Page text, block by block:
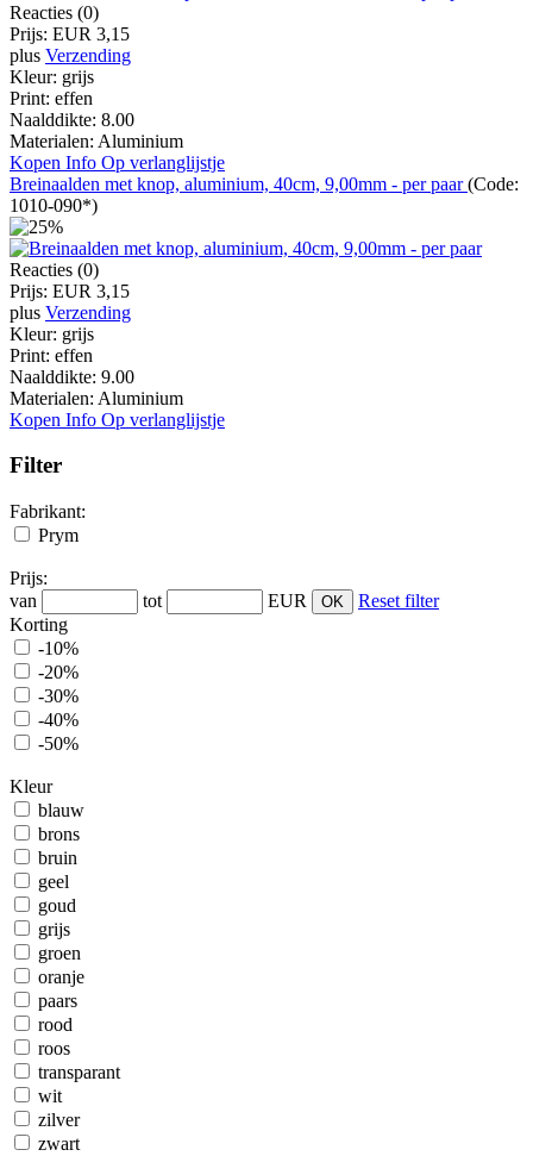
Reacties (0)
Prijs: EUR 3,15
plus Verzending
Kleur: grijs
Print: effen
Naalddikte: 8.00
Materialen: Aluminium
Kopen Info Op verlanglijstje
Breinaalden met knop, aluminium, 40cm, 9,00mm - per paar(Code:
1010-090*)
Reacties (0)
Prijs: EUR 3,15
plus Verzending
Kleur: grijs
Print: effen
Naalddikte: 9.00
Materialen: Aluminium
Kopen Info Op verlanglijstje
Filter
Fabrikant:
Prym
Prijs:
van
tot EUR
Reset filter
Korting
-10%
-20%
-30%
-40%
-50%
Kleur
blauw
brons
bruin
geel
goud
grijs
groen
oranje
paars
rood
roos
transparant
wit
zilver
zwart